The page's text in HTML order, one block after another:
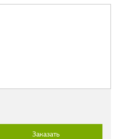
Заказать